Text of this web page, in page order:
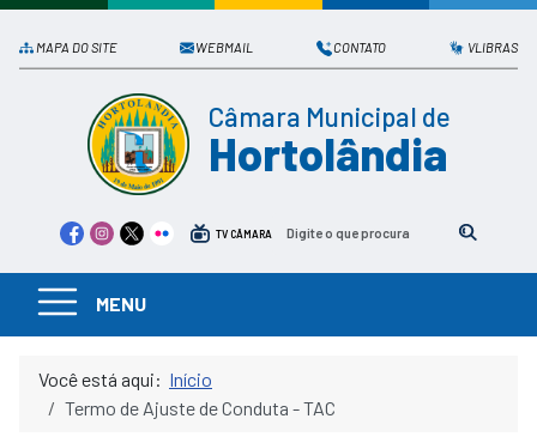
MAPA DO SITE WEBMAIL CONTATO VLIBRAS
Câmara Municipal de
Hortolândia
TV CÂMARA
MENU
Você está aqui: Início
Termo de Ajuste de Conduta - TAC